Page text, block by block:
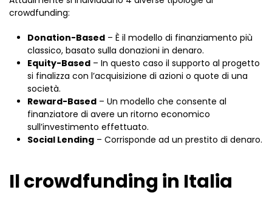
crowdfunding:
Donation-Based – È il modello di finanziamento più
classico, basato sulla donazioni in denaro.
Equity-Based – In questo caso il supporto al progetto
si finalizza con l’acquisizione di azioni o quote di una
società.
Reward-Based – Un modello che consente al
finanziatore di avere un ritorno economico
sull’investimento effettuato.
Social Lending – Corrisponde ad un prestito di denaro.
Il crowdfunding in Italia